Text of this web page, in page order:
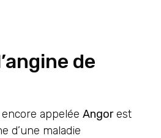
de
encore appelée Angorest
d’une maladie